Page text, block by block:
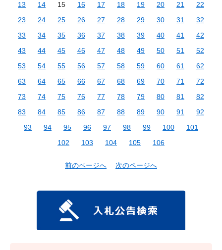
13
14 15 16 17 18 19 20 21
22
23
24 25 26 27 28 29 30 31
32
33
34 35 36 37 38 39 40 41
42
43
44 45 46 47 48 49 50 51
52
53
54 55 56 57 58 59 60 61
62
63
64 65 66 67 68 69 70 71
72
73
74 75 76 77 78 79 80 81
82
83
84 85 86 87 88 89 90 91
92
93
94 95 96 97 98 99 100
101
102
103 104 105 106
前のページへ 次のページへ